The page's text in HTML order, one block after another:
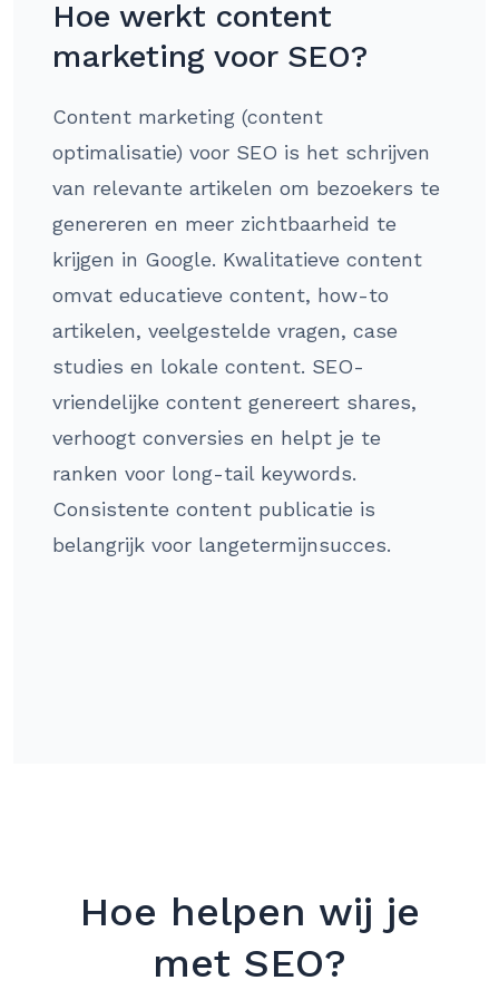
Hoe werkt content
marketing voor SEO?
Content marketing (content
optimalisatie) voor SEO is het schrijven
van relevante artikelen om bezoekers te
genereren en meer zichtbaarheid te
krijgen in Google. Kwalitatieve content
omvat educatieve content, how-to
artikelen, veelgestelde vragen, case
studies en lokale content. SEO-
vriendelijke content genereert shares,
verhoogt conversies en helpt je te
ranken voor long-tail keywords.
Consistente content publicatie is
belangrijk voor langetermijnsucces.
Hoe helpen wij je
met SEO?